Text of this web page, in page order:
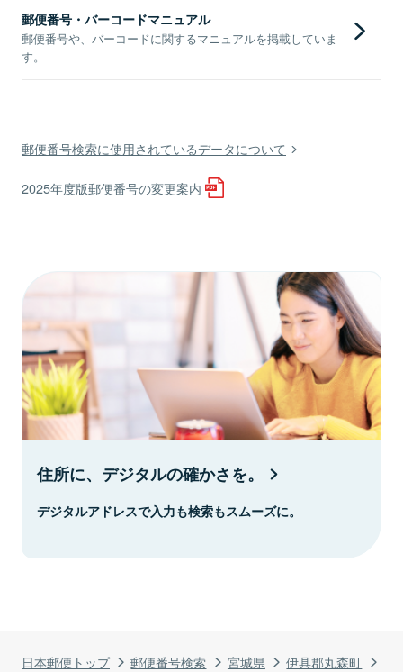
日本郵便トップ 郵便番号検索 宮城県
伊具郡丸森町
郵便番号・バーコードマニュアル
郵便番号や、バーコードに関するマニュアルを掲載していま
す。
郵便番号検索に使用されているデータについて
2025年度版郵便番号の変更案内
住所に、デジタルの確かさを。
デジタルアドレスで入力も検索もスムーズに。